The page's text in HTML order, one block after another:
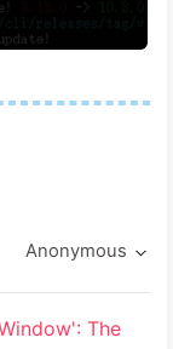
Anonymous
The